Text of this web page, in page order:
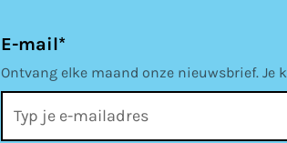
E-mail*
Ontvang elke maand onze nieuwsbrief. Je